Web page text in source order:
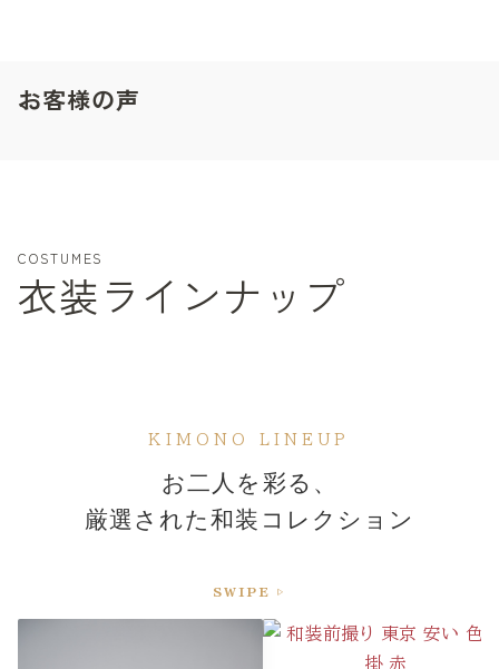
お客様の声
COSTUMES
衣装ラインナップ
KIMONO LINEUP
お二人を彩る、
厳選された和装コレクション
SWIPE ▷